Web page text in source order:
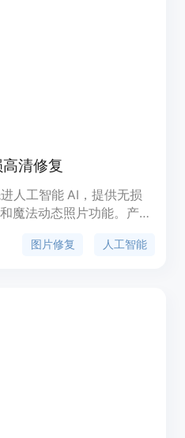
清修复
人工智能 AI，提供无损
魔法动态照片功能。产品
图片修复 人工智能